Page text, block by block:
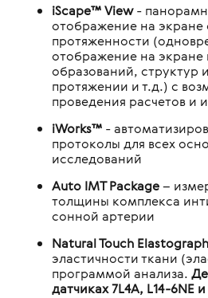
iScape™ View-
отображение на
протяженности
отображение на
образований, структур
протяжении и т.д.) с
проведения расчетов и
iWorks™ -
протоколы для всех
исследований
Auto IMT Package–
толщины комплекса
сонной артерии
Natural Touch
эластичности ткани
программой анализа.
датчиках 7L4A, L14-6NE